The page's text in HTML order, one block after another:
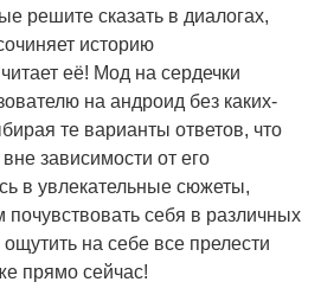
решите сказать в диалогах,
историю
её! Мод на сердечки
на андроид без каких-
те варианты ответов, что
зависимости от его
в увлекательные сюжеты,
почувствовать себя в различных
на себе все прелести
прямо сейчас!